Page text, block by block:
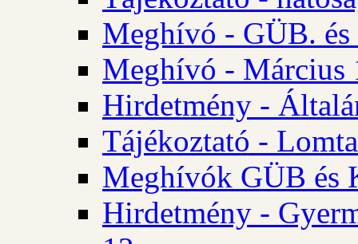
Meghívó - GÜB.
Meghívó - Március
Hirdetmény -
Tájékoztató -
Meghívók GÜB és
Hirdetmény -